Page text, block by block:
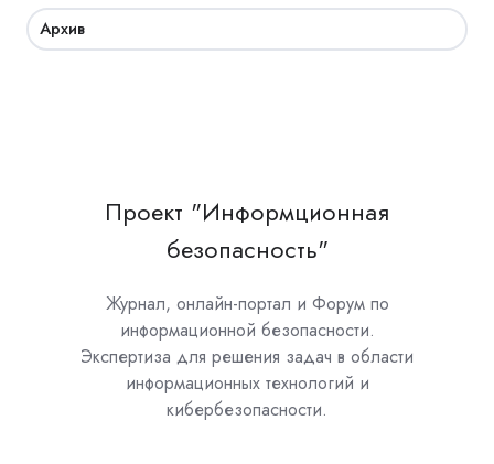
Архив
Проект "Информционная
безопасность"
Журнал, онлайн-портал и Форум по
информационной безопасности.
Экспертиза для решения задач в области
информационных технологий и
кибербезопасности.